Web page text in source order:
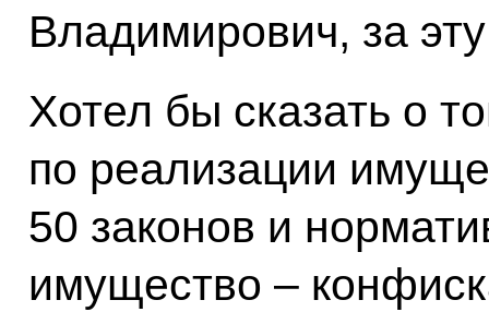
Владимирович, за
Хотел бы сказать о
по реализации
50 законов и
имущество –